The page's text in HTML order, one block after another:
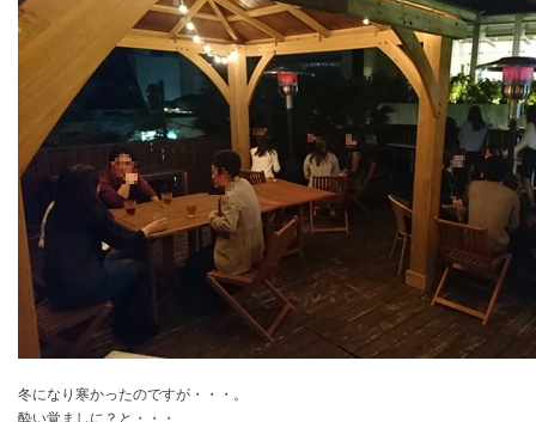
冬になり寒かったのですが・・・。
酔い覚ましに？と・・・